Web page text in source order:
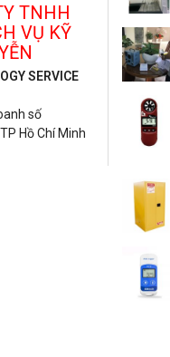
TNHH
VỤ KỸ
SERVICE
số
Hồ Chí Minh